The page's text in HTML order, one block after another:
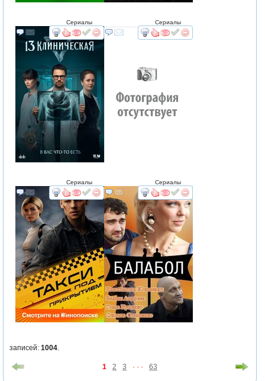
Сериалы
смотретьинтересует
Сериалы
смотретьинтересует
Сериалы
смотретьинтересует
Сериалы
смотретьинтересует
записей: 1004
1 2 3 · · · 63